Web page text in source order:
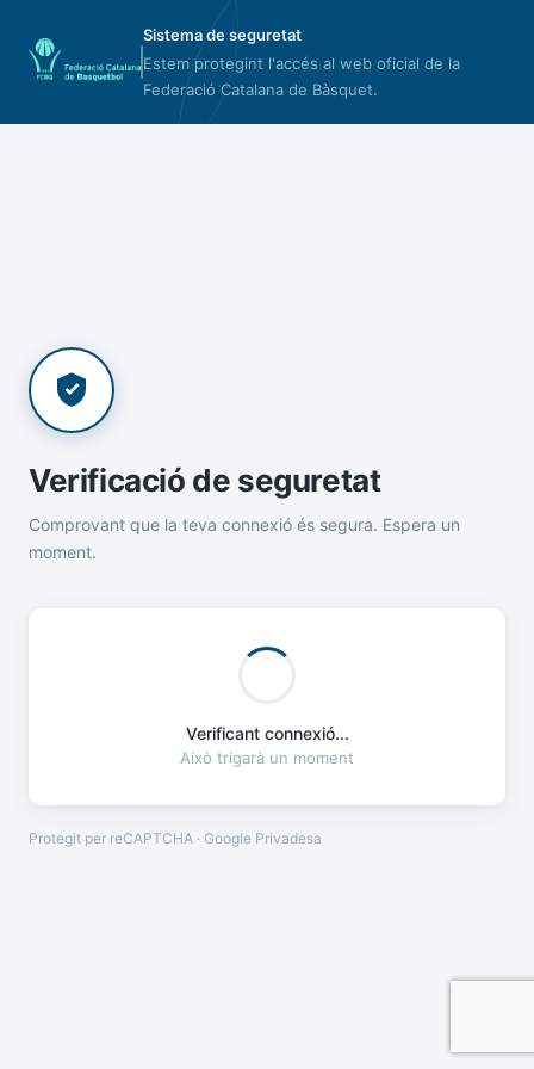
Sistema de seguretat
Estem protegint l'accés al web oficial de la
Federació Catalana de Bàsquet.
Verificació de seguretat
Comprovant que la teva connexió és segura. Espera un
moment.
Verificant connexió...
Això trigarà un moment
Protegit per reCAPTCHA · Google Privadesa